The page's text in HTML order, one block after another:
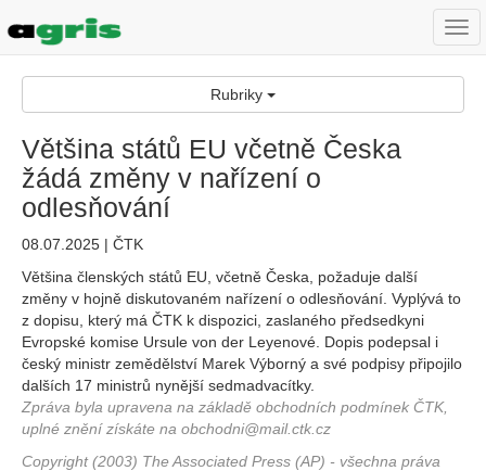
Rubriky
Většina států EU včetně Česka
žádá změny v nařízení o
odlesňování
08.07.2025 | ČTK
Většina členských států EU, včetně Česka, požaduje další
změny v hojně diskutovaném nařízení o odlesňování. Vyplývá to
z dopisu, který má ČTK k dispozici, zaslaného předsedkyni
Evropské komise Ursule von der Leyenové. Dopis podepsal i
český ministr zemědělství Marek Výborný a své podpisy připojilo
dalších 17 ministrů nynější sedmadvacítky.
Zpráva byla upravena na základě obchodních podmínek ČTK,
uplné znění získáte na obchodni@mail.ctk.cz
Copyright (2003) The Associated Press (AP) - všechna práva